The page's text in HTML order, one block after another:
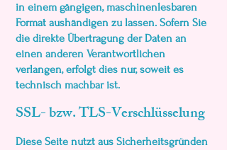
in einem gängigen, maschinenlesbaren
Format aushändigen zu lassen. Sofern Sie
die direkte Übertragung der Daten an
einen anderen Verantwortlichen
verlangen, erfolgt dies nur, soweit es
technisch machbar ist.
SSL- bzw. TLS-Verschlüsselung
Diese Seite nutzt aus Sicherheitsgründen